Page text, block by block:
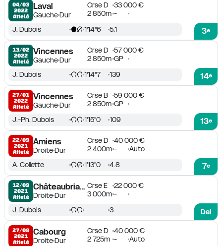
04/03
2022
Attelé
Laval
GaucheDur
Crse D
33 000 €
2 850m -
3e
J. Dubois 1'14''6 5.1
13/02
2022
Attelé
Vincennes
GaucheDur
Crse D
57 000 €
2 850m GP
14e
J. Dubois 1'14''7 139
27/01
2022
Attelé
Vincennes
GaucheDur
Crse B
59 000 €
2 850m GP
13e
J.-Ph. Dubois 1'15''0 109
22/09
2021
Attelé
Amiens
DroiteDur
Crse D
40 000 €
2 400m - Auto
7e
A. Collette 1'13''0 4.8
12/09
2021
Attelé
Châteaubriant
DroiteDur
Crse E
22 000 €
3 000m -
Dai
J. Dubois 3
27/08
2021
Attelé
Cabourg
DroiteDur
Crse D
40 000 €
2 725m - Auto